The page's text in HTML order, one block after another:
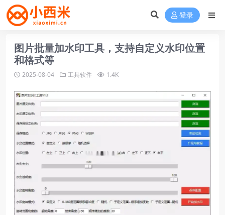
登录
图片批量加水印工具，支持自定义水印位置
和格式等
2025-08-04 工具软件 1.4K